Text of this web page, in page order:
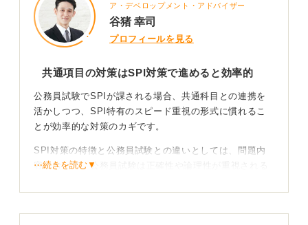
ア・デベロップメント・アドバイザー
谷猪 幸司
プロフィールを見る
共通項目の対策はSPI対策で進めると効率的
公務員試験でSPIが課される場合、共通科目との連携を
活かしつつ、SPI特有のスピード重視の形式に慣れるこ
とが効率的な対策のカギです。
SPI対策の特徴と公務員試験との違いとしては、問題内
容において、公務員試験は正確性や論理性が重視される
す。
⋯続きを読む▼